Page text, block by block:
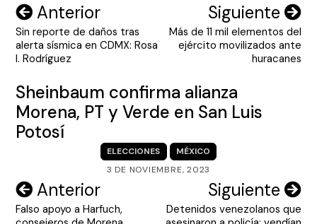
Navegación
de
entradas
Anterior
Sin reporte de daños tras
alerta sísmica en CDMX: Rosa
I. Rodríguez
Siguiente
Más de 11 mil elementos del
ejército movilizados ante
huracanes
Sheinbaum confirma alianza
Morena, PT y Verde en San Luis
Potosí
ELECCIONES
MÉXICO
3 DE NOVIEMBRE, 2023
Navegación
de
Anterior
Falso apoyo a Harfuch,
Siguiente
Detenidos venezolanos que